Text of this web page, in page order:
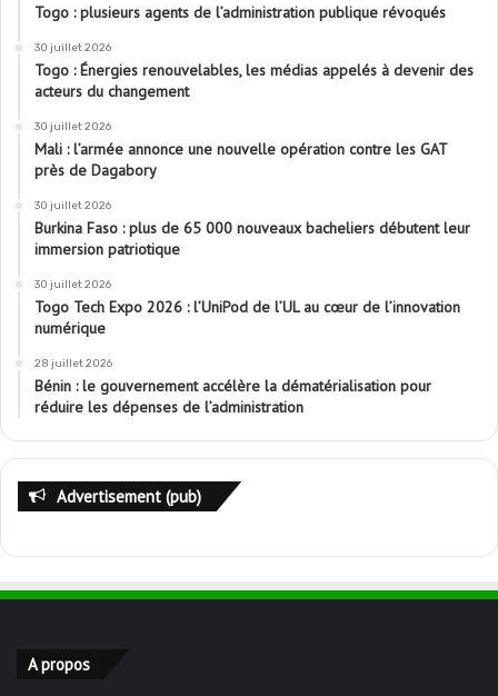
Togo : plusieurs agents de l’administration publique révoqués
30 juillet 2026
Togo : Énergies renouvelables, les médias appelés à devenir des
acteurs du changement
30 juillet 2026
Mali : l’armée annonce une nouvelle opération contre les GAT
près de Dagabory
30 juillet 2026
Burkina Faso : plus de 65 000 nouveaux bacheliers débutent leur
immersion patriotique
30 juillet 2026
Togo Tech Expo 2026 : l’UniPod de l’UL au cœur de l’innovation
numérique
28 juillet 2026
Bénin : le gouvernement accélère la dématérialisation pour
réduire les dépenses de l’administration
Advertisement (pub)
A propos